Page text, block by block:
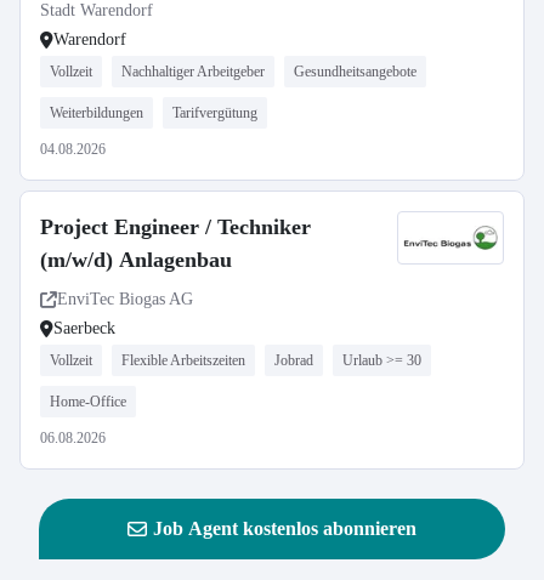
Stadt Warendorf
Warendorf
Vollzeit Nachhaltiger Arbeitgeber Gesundheitsangebote
Weiterbildungen Tarifvergütung
04.08.2026
Project Engineer / Techniker
(m/w/d) Anlagenbau
EnviTec Biogas AG
Saerbeck
Vollzeit Flexible Arbeitszeiten Jobrad Urlaub >= 30
Home-Office
06.08.2026
Job Agent kostenlos abonnieren